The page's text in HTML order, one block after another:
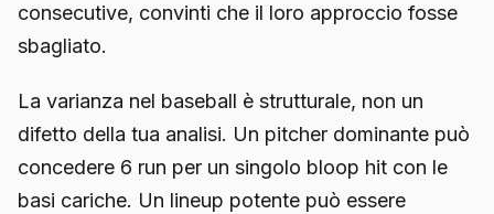
consecutive, convinti che il loro approccio fosse
sbagliato.
La varianza nel baseball è strutturale, non un
difetto della tua analisi. Un pitcher dominante può
concedere 6 run per un singolo bloop hit con le
basi cariche. Un lineup potente può essere